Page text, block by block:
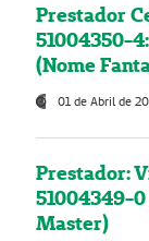
Prestador
51004350-
(Nome
01 de Abril de
Prestador:
51004349-
Master)